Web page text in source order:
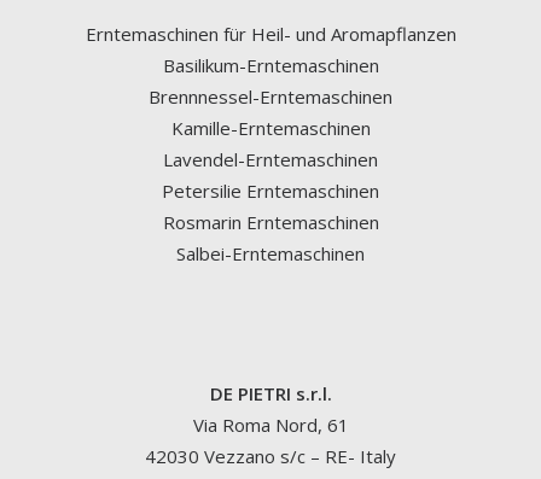
Erntemaschinen für Heil- und Aromapflanzen
Basilikum-Erntemaschinen
Brennnessel-Erntemaschinen
Kamille-Erntemaschinen
Lavendel-Erntemaschinen
Petersilie Erntemaschinen
Rosmarin Erntemaschinen
Salbei-Erntemaschinen
DE PIETRI s.r.l.
Via Roma Nord, 61
42030 Vezzano s/c – RE- Italy